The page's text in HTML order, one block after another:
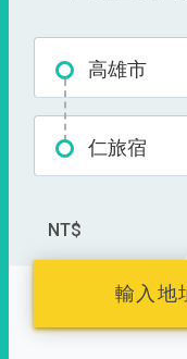
高雄市
仁旅宿
NT$
輸入地